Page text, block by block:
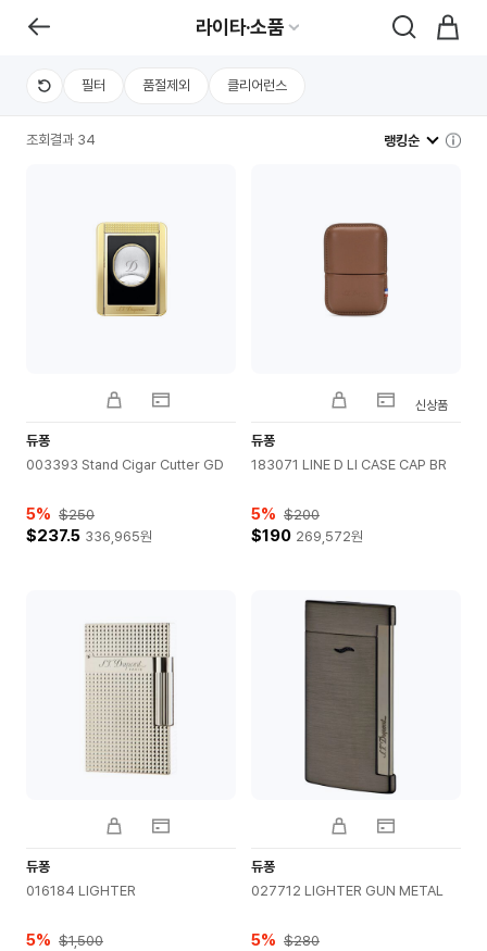
라이타·소품
필터 품절제외 클리어런스
조회결과 34 랭킹순
듀퐁
003393 Stand Cigar Cutter GD
5% $250
$237.5 336,965원
듀퐁
183071 LINE D LI CASE CAP BR
5% $200
$190 269,572원
신상품
듀퐁
016184 LIGHTER
5% $1,500
듀퐁
027712 LIGHTER GUN METAL
5% $280